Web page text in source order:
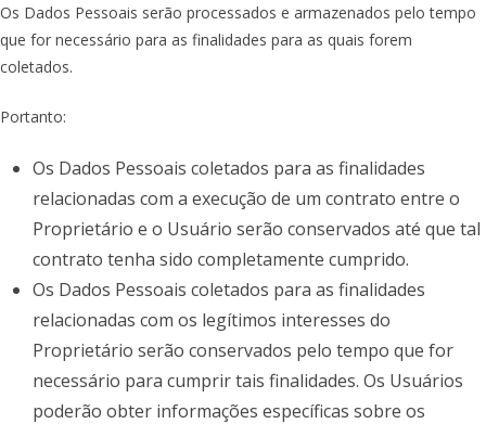
Os Dados Pessoais serão processados e armazenados pelo tempo
que for necessário para as finalidades para as quais forem
coletados.
Portanto:
Os Dados Pessoais coletados para as finalidades
relacionadas com a execução de um contrato entre o
Proprietário e o Usuário serão conservados até que tal
contrato tenha sido completamente cumprido.
Os Dados Pessoais coletados para as finalidades
relacionadas com os legítimos interesses do
Proprietário serão conservados pelo tempo que for
necessário para cumprir tais finalidades. Os Usuários
poderão obter informações específicas sobre os